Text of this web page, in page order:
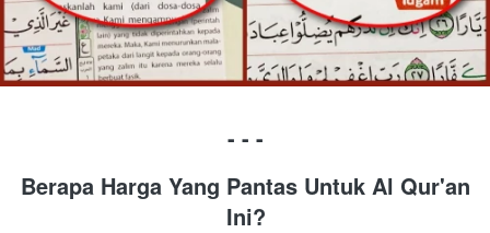
- - -
Berapa Harga Yang Pantas Untuk Al Qur'an
Ini?